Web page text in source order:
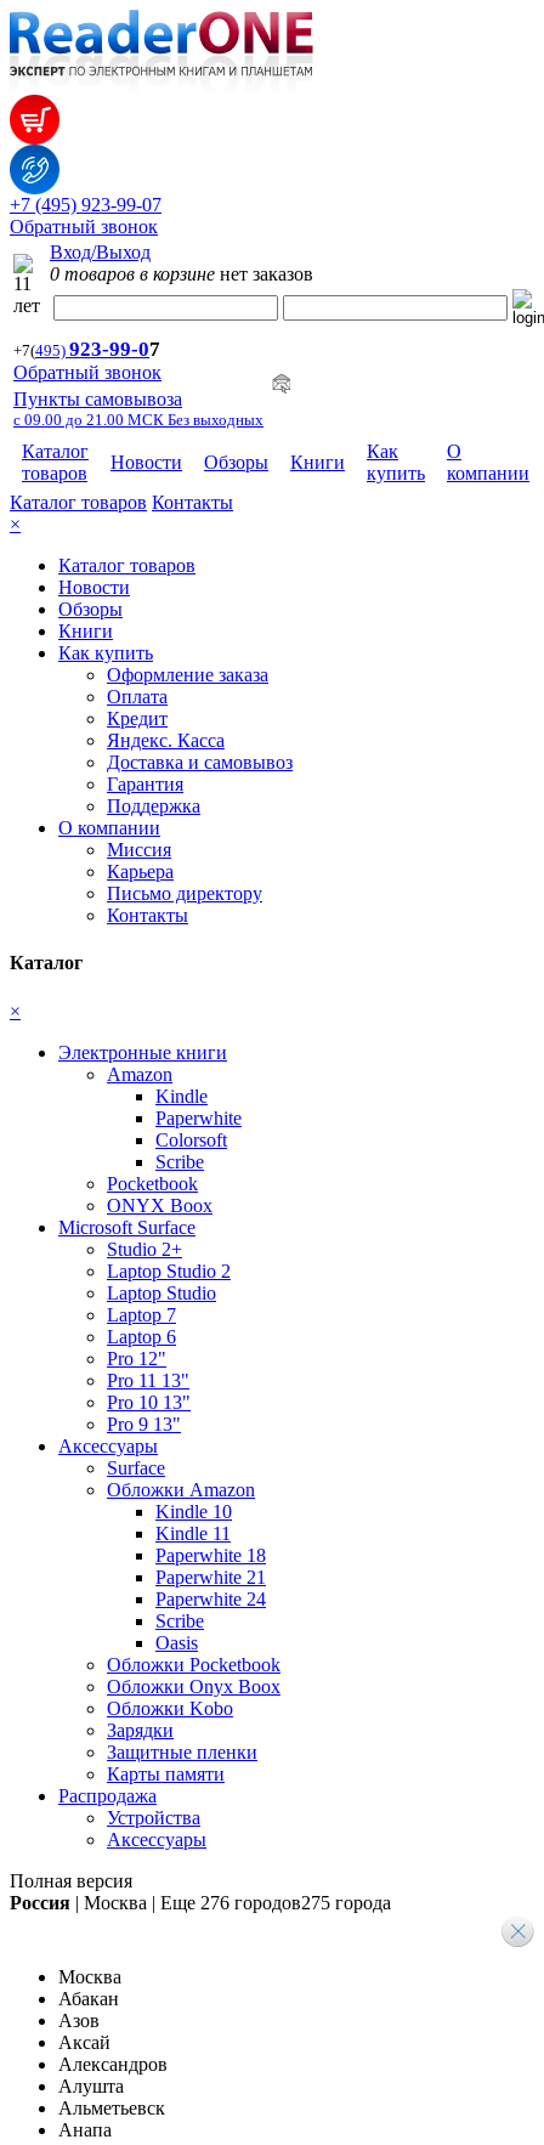
+7 (495) 923-99-07
Обратный звонок
Вход/Выход
0 товаров в корзине нет заказов
+7(495) 923-99-07
Обратный звонок
Пункты самовывоза
с 09.00 до 21.00 МСК Без выходных
Каталог
товаров
Новости Обзоры Книги
Как
купить
О
компании
Каталог товаров Контакты
×
Каталог товаров
Новости
Обзоры
Книги
Как купить
Оформление заказа
Оплата
Кредит
Яндекс. Касса
Доставка и самовывоз
Гарантия
Поддержка
О компании
Миссия
Карьера
Письмо директору
Контакты
Каталог
×
Электронные книги
Amazon
Kindle
Paperwhite
Colorsoft
Scribe
Pocketbook
ONYX Boox
Microsoft Surface
Studio 2+
Laptop Studio 2
Laptop Studio
Laptop 7
Laptop 6
Pro 12"
Pro 11 13"
Pro 10 13"
Pro 9 13"
Аксессуары
Surface
Обложки Amazon
Kindle 10
Kindle 11
Paperwhite 18
Paperwhite 21
Paperwhite 24
Scribe
Oasis
Обложки Pocketbook
Обложки Onyx Boox
Обложки Kobo
Зарядки
Защитные пленки
Карты памяти
Распродажа
Устройства
Аксессуары
Полная версия
Россия | Москва | Еще 276 городов275 города
Москва
Абакан
Азов
Аксай
Александров
Алушта
Альметьевск
Анапа